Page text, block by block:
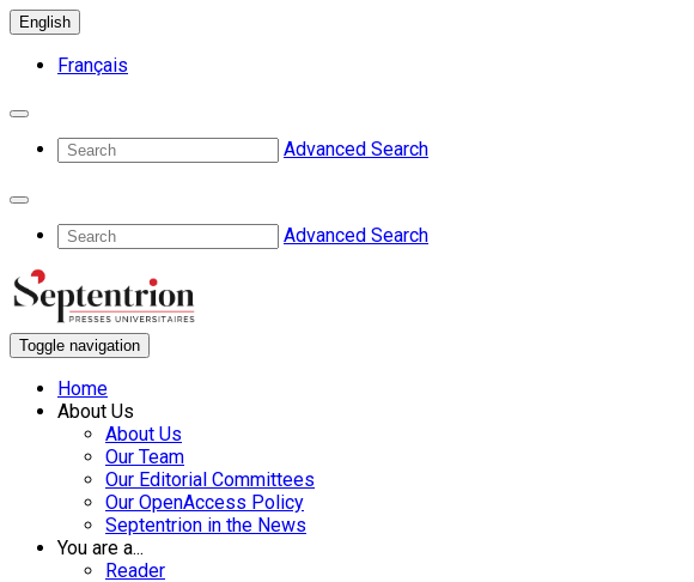
English
Français
Advanced Search
Advanced Search
Toggle navigation
Home
About Us
About Us
Our Team
Our Editorial Committees
Our OpenAccess Policy
Septentrion in the News
You are a...
Reader